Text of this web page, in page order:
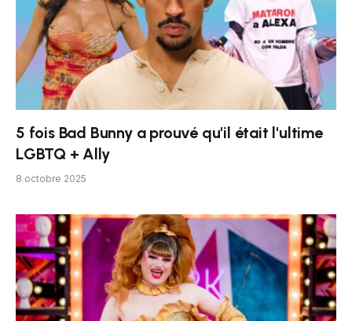
5 fois Bad Bunny a prouvé qu'il était l'ultime
LGBTQ + Ally
8 octobre 2025